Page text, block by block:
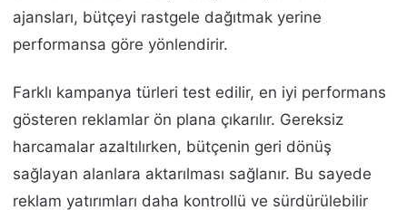
ajansları, bütçeyi rastgele dağıtmak yerine
performansa göre yönlendirir.
Farklı kampanya türleri test edilir, en iyi performans
gösteren reklamlar ön plana çıkarılır. Gereksiz
harcamalar azaltılırken, bütçenin geri dönüş
sağlayan alanlara aktarılması sağlanır. Bu sayede
reklam yatırımları daha kontrollü ve sürdürülebilir